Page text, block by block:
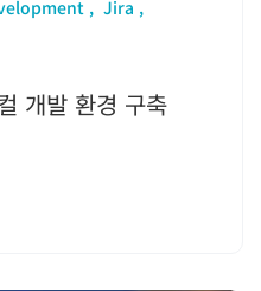
Jira
개발 환경 구축